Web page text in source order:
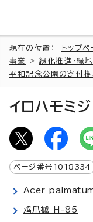
現在の位置： トップペ
事業
>緑化推進・緑
平和記念公園の寄付樹
イロハモミ
ページ番号 1018334
Acer
鸡爪槭 H-85